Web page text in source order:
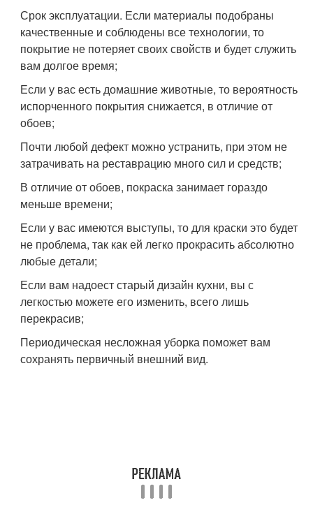
Срок эксплуатации. Если материалы подобраны
качественные и соблюдены все технологии, то
покрытие не потеряет своих свойств и будет служить
вам долгое время;
Если у вас есть домашние животные, то вероятность
испорченного покрытия снижается, в отличие от
обоев;
Почти любой дефект можно устранить, при этом не
затрачивать на реставрацию много сил и средств;
В отличие от обоев, покраска занимает гораздо
меньше времени;
Если у вас имеются выступы, то для краски это будет
не проблема, так как ей легко прокрасить абсолютно
любые детали;
Если вам надоест старый дизайн кухни, вы с
легкостью можете его изменить, всего лишь
перекрасив;
Периодическая несложная уборка поможет вам
сохранять первичный внешний вид.